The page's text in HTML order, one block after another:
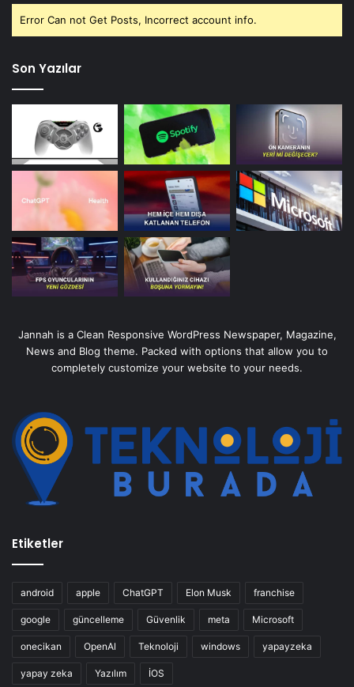
Error Can not Get Posts, Incorrect account info.
Son Yazılar
Jannah is a Clean Responsive WordPress Newspaper, Magazine,
News and Blog theme. Packed with options that allow you to
completely customize your website to your needs.
Etiketler
android apple ChatGPT Elon Musk franchise
google güncelleme Güvenlik meta Microsoft
onecikan OpenAl Teknoloji windows yapayzeka
yapay zeka Yazılım İOS